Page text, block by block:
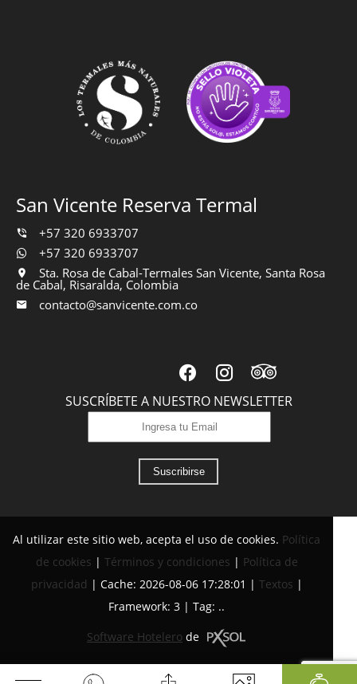
San Vicente Reserva Termal
+57 320 6933707
+57 320 6933707
Sta. Rosa de Cabal-Termales San Vicente, Santa Rosa
de Cabal, Risaralda, Colombia
contacto@sanvicente.com.co
SUSCRÍBETE A NUESTRO NEWSLETTER
Suscribirse
Al utilizar este sitio web, acepta el uso de cookies. Política
de cookies | Términos y condiciones | Política de
privacidad | Cache: 2026-08-06 17:28:01 | Textos |
Framework: 3 | Tag: ..
Software Hotelero de